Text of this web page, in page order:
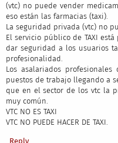
(vtc) no puede vender
eso están las farmacias (taxi).
La seguridad privada (vtc) no
El servicio público de TAXI
dar seguridad a los usuarios
profesionalidad.
Los asalariados
puestos de trabajo llegando a
que en el sector de los vtc la
muy común.
VTC NO ES TAXI
VTC NO PUEDE HACER DE TAXI.
Reply